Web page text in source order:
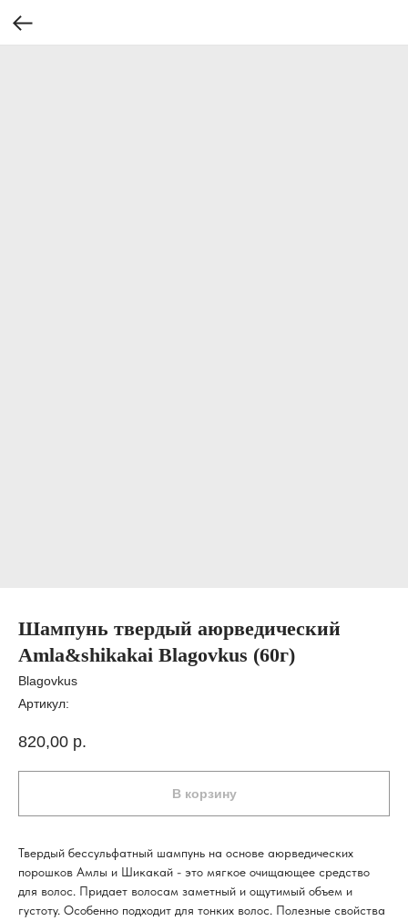
Шампунь твердый аюрведический
Amla&shikakai Blagovkus (60г)
Blagovkus
Артикул:
820,00 р.
В корзину
Твердый бессульфатный шампунь на основе аюрведических
порошков Амлы и Шикакай - это мягкое очищающее средство
для волос. Придает волосам заметный и ощутимый объем и
густоту. Особенно подходит для тонких волос. Полезные свойства